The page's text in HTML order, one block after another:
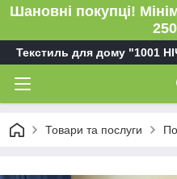
Шановні покупці!
Текстиль для дому "1001
Товари та послуги